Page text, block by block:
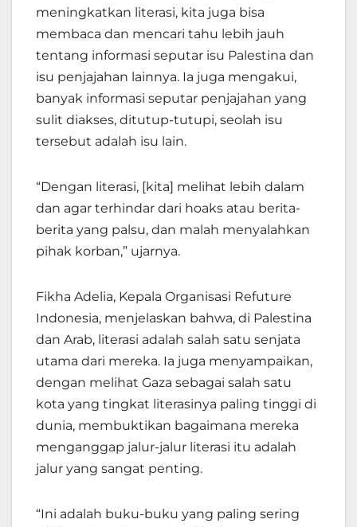
meningkatkan literasi, kita juga bisa
membaca dan mencari tahu lebih jauh
tentang informasi seputar isu Palestina dan
isu penjajahan lainnya. Ia juga mengakui,
banyak informasi seputar penjajahan yang
sulit diakses, ditutup-tutupi, seolah isu
tersebut adalah isu lain.
“Dengan literasi, [kita] melihat lebih dalam
dan agar terhindar dari hoaks atau berita-
berita yang palsu, dan malah menyalahkan
pihak korban,” ujarnya.
Fikha Adelia, Kepala Organisasi Refuture
Indonesia, menjelaskan bahwa, di Palestina
dan Arab, literasi adalah salah satu senjata
utama dari mereka. Ia juga menyampaikan,
dengan melihat Gaza sebagai salah satu
kota yang tingkat literasinya paling tinggi di
dunia, membuktikan bagaimana mereka
menganggap jalur-jalur literasi itu adalah
jalur yang sangat penting.
“Ini adalah buku-buku yang paling sering